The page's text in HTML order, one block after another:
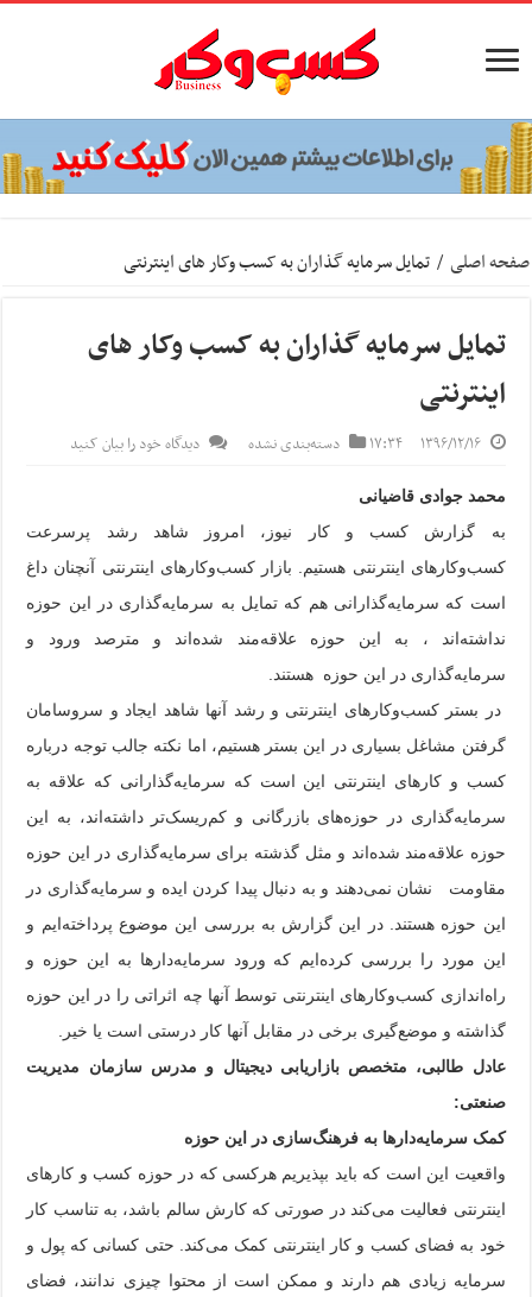
صفحه اصلی / تمایل سرمایه گذاران به کسب وکار های اینترنتی
تمایل سرمایه گذاران به کسب وکار های
اینترنتی
۱۳۹۶/۱۲/۱۶ ۱۷:۳۴ دسته‌بندی نشده دیدگاه خود را بیان کنید
محمد جوادی قاضیانی
به گزارش کسب و کار نیوز، امروز شاهد رشد پرسرعت
کسب‌وکار‌های اینترنتی هستیم. بازار کسب‌وکار‌های اینترنتی آنچنان داغ
است که سرمایه‌گذارانی هم که تمایل به سرمایه‌گذاری در این حوزه
نداشته‌اند ، به این حوزه علاقه‌مند شده‌اند و مترصد ورود و
سرمایه‌گذاری در این حوزه هستند.
در بستر کسب‌وکارهای اینترنتی و رشد آنها شاهد ایجاد و سروسامان
گرفتن مشاغل بسیاری در این بستر هستیم، اما نکته جالب توجه درباره
کسب و کار‌های اینترنتی این است که سرمایه‌گذارانی که علاقه به
سرمایه‌گذاری در حوزه‌های بازرگانی و کم‌ریسک‌تر داشته‌اند، به این
حوزه علاقه‌مند شده‌اند و مثل گذشته برای سرمایه‌گذاری در این حوزه
مقاومت نشان نمی‌دهند و به دنبال پیدا کردن ایده‌ و سرمایه‌گذاری در
این حوزه هستند. در این گزارش به بررسی این موضوع پرداخته‌ایم و
این مورد را بررسی کرده‌ایم که ورود سرمایه‌دارها به این حوزه و
راه‌اندازی کسب‌وکارهای اینترنتی توسط آنها چه اثراتی را در این حوزه
گذاشته و موضع‌گیری برخی در مقابل آنها کار درستی است یا خیر.
عادل طالبی، متخصص بازاریابی دیجیتال و مدرس سازمان مدیریت
صنعتی:
کمک سرمایه‌دارها به فرهنگ‌سازی در این حوزه
واقعیت این است که باید بپذیریم هرکسی که در حوزه کسب و کار‌های
اینترنتی فعالیت می‌کند در صورتی که کارش سالم باشد، به تناسب کار
خود به فضای کسب و کار اینترنتی کمک می‌کند. حتی کسانی که پول و
سرمایه زیادی هم دارند و ممکن است از محتوا چیزی ندانند، فضای